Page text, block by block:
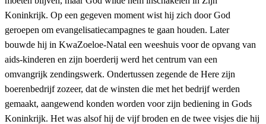
Koninkrijk. Op een gegeven moment wist hij zich door God
geroepen om evangelisatiecampagnes te gaan houden. Later
bouwde hij in KwaZoeloe-Natal een weeshuis voor de opvang van
aids-kinderen en zijn boerderij werd het centrum van een
omvangrijk zendingswerk. Ondertussen zegende de Here zijn
boerenbedrijf zozeer, dat de winsten die met het bedrijf werden
gemaakt, aangewend konden worden voor zijn bediening in Gods
Koninkrijk. Het was alsof hij de vijf broden en de twee visjes die hij